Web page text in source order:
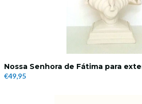
Nossa Senhora de Fátima para
€49,95